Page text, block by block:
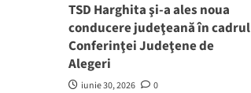
TSD Harghita şi-a ales noua
conducere judeţeană în cadrul
Conferinţei Judeţene de
Alegeri
iunie 30, 2026 0